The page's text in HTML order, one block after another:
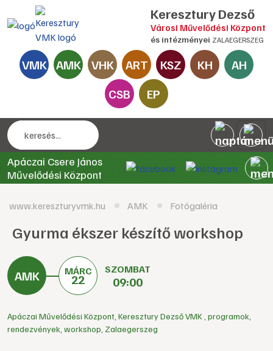
Keresztury Dezső
Városi Művelődési Központ
és intézményei ZALAEGERSZEG
VMK AMK VHK ART KSZ KH
AH
CSB
EP
Apáczai Csere János
Művelődési Központ
www.kereszturyvmk.hu AMK Fotógaléria
Gyurma ékszer készítő workshop
MÁRC
22
SZOMBAT
09:00
Apáczai Művelődési Központ Keresztury Dezső VMK programok
rendezvények workshop Zalaegerszeg